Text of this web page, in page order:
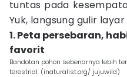
tuntas pada
Yuk, langsung gulir
1. Peta persebaran,
favorit
Bandotan pohon sebenarnya lebih
terestrial. (inaturalist.org/ jujuwild)